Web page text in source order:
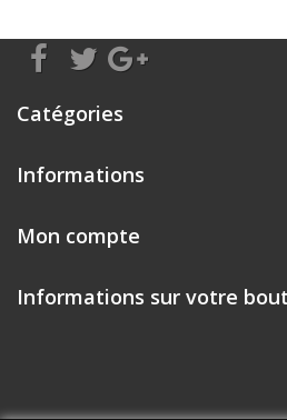
Catégories
Informations
Mon compte
Informations sur votre